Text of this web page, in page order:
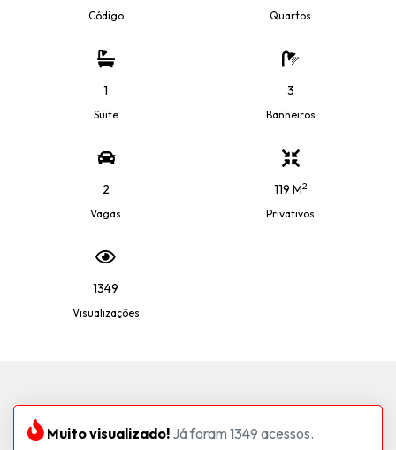
Código Quartos
1
Suite
3
Banheiros
2
Vagas
119 M2
Privativos
1349
Visualizações
Muito visualizado! Já foram 1349 acessos.